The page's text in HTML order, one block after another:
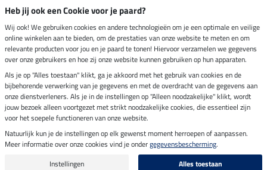
Verzending per
Veilig betalen met
Impressum
Laatste update op 08.08.2026 om 14:33 uur
Alle prijzen in euro's, incl. BTW, excl. verzendkosten.
Heb jij ook een Cookie voor je paard?
Wij ook! We gebruiken cookies en andere technologieën om je een optimale en veilige
online winkelen aan te bieden, om de prestaties van onze website te meten en om
relevante producten voor jou en je paard te tonen! Hiervoor verzamelen we gegevens
over onze gebruikers en hoe zij onze website kunnen gebruiken op hun apparaten.
Als je op "Alles toestaan" klikt, ga je akkoord met het gebruik van cookies en de
bijbehorende verwerking van je gegevens en met de overdracht van de gegevens aan
onze dienstverleners. Als je in de instellingen op "Alleen noodzakelijke" klikt, wordt
jouw bezoek alleen voortgezet met strikt noodzakelijke cookies, die essentieel zijn
voor het soepele functioneren van onze website.
Natuurlijk kun je de instellingen op elk gewenst moment herroepen of aanpassen.
Meer informatie over onze cookies vind je ondergegevensbescherming.
Instellingen
Alles toestaan